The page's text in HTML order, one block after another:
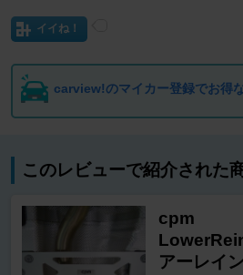
イイね！
carview!のマイカー登録でお得
このレビューで紹介された
cpm
アーレイ